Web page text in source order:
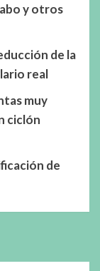
y otros
de la
real
muy
ciclón
de